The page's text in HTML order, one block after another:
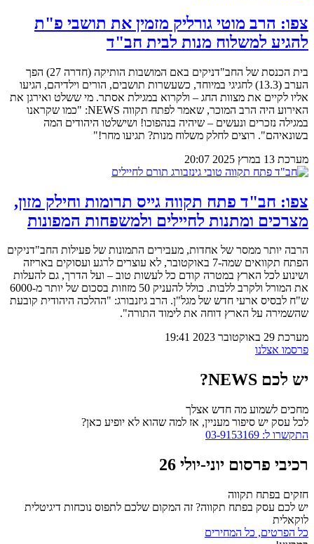
צפו: הרב מוטי גורליק מזמין את תושבי פ"ת
להגיע למשלוח מנות לבית חב"ד
בית הכנסת של החב"דניקים באם המושבות הותיקה (חדרה 27) הפך
הערב (13.3) לחגיגי במיוחד, כשעשרות תושבים, הורים וילדיהם, הגיעו
אליו לקיים את מצוות החג – ולקרוא במגילת אסתר. מי ששלט ואירגן את
האירוע היה הרב המוכר, שאמר לפתח תקווה NEWS: "כמו שקראנו
במגילה נזכרים ונעשים – שיהיה בנהפוכו! ושישלטו היהודים המה
בשונאיהם". רוצים לחלק משלוח מנות? תגיעו מחר!"
מערכת 13 במרץ 2025 20:07
צפו: חב"ד פתח תקווה גייס תרומות וחילק מזון,
מצרכים ומתנות לחיילים ולמשפחות המפונות
הרבה יותר ממסר של אחדות, מעבירים התמונות של פעילות החב"דניקים
הפתח תקוואים שמה-7 באוקטובר, לא עוצרים לרגע ועסוקים באריזה
ושינוע לכל הארץ במטרה קודם כל לעשות טוב – ועל הדרך, גם להעלות
את המורל ולקרב ללבות. כולל להעניק 50 מזוזות בסכום של יותר מ-6000
ש"ח לבסיס ארעי חדש של מגל"ן. הרב גיזנבורג: "ההלכה היהודית קובעת
שהשמירה על הארץ דוחה את לימוד התורה".
מערכת 29 באוקטובר 2023
19:41
פרסמו אצלנו
יש לכם NEWS?
מחכים לשמוע מה חדש אצלך
לכל עסק יש סיפור מעניין, אז למה שהוא לא יופיע כאן?
התקשרו ל: 03-9153169
רכיבי פרסום יוני-יולי 26
חזקים בפתח תקווה
יש לכם עסק בפתח תקווה? זה המקום שלכם לתפוס נוכחות דיגיטלית
לוקאלית
כל הפרטים, כל המחירים